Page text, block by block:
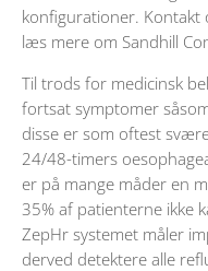
konfigurationer.
læs mere om Sandhill
Til trods for medicinsk
fortsat symptomer
disse er som oftest
24/48-timers
er på mange måder en
35% af patienterne ikke
ZepHr systemet måler
derved detektere alle